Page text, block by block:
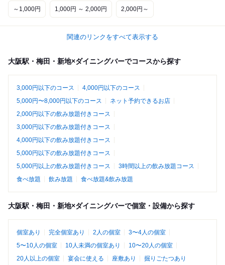
～1,000円 1,000円 ～ 2,000円 2,000円～
関連のリンクをすべて表示する
大阪駅・梅田・新地×ダイニングバーでコースから探す
3,000円以下のコース
4,000円以下のコース
5,000円〜8,000円以下のコース
ネット予約できるお店
2,000円以下の飲み放題付きコース
3,000円以下の飲み放題付きコース
4,000円以下の飲み放題付きコース
5,000円以下の飲み放題付きコース
5,000円以上の飲み放題付きコース
3時間以上の飲み放題コース
食べ放題
飲み放題 食べ放題&飲み放題
大阪駅・梅田・新地×ダイニングバーで個室・設備から探す
個室あり 完全個室あり 2人の個室
3〜4人の個室
5〜10人の個室
10人未満の個室あり
10〜20人の個室
20人以上の個室
宴会に使える 座敷あり 掘りごたつあり